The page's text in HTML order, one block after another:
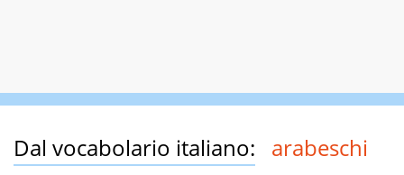
Dal vocabolario italiano: arabeschi